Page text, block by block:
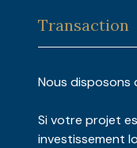
Transaction
Nous disposons
Si votre projet
investissement